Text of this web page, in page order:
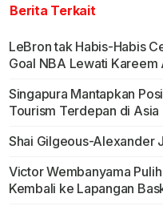
Berita Terkait
LeBron tak Habis-Habis
Goal NBA Lewati
Singapura Mantapkan
Tourism Terdepan di Asia
Shai Gilgeous-Alexander
Victor Wembanyama
Kembali ke Lapangan